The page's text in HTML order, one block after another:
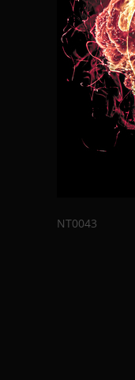
NT0043